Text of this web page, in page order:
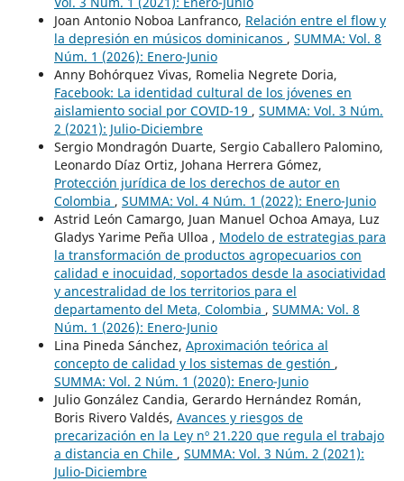
Joan Antonio Noboa Lanfranco, Relación entre el flow y
la depresión en músicos dominicanos , SUMMA: Vol. 8
Núm. 1 (2026): Enero-Junio
Anny Bohórquez Vivas, Romelia Negrete Doria,
Facebook: La identidad cultural de los jóvenes en
aislamiento social por COVID-19 , SUMMA: Vol. 3 Núm.
2 (2021): Julio-Diciembre
Sergio Mondragón Duarte, Sergio Caballero Palomino,
Leonardo Díaz Ortiz, Johana Herrera Gómez,
Protección jurídica de los derechos de autor en
Colombia , SUMMA: Vol. 4 Núm. 1 (2022): Enero-Junio
Astrid León Camargo, Juan Manuel Ochoa Amaya, Luz
Gladys Yarime Peña Ulloa , Modelo de estrategias para
la transformación de productos agropecuarios con
calidad e inocuidad, soportados desde la asociatividad
y ancestralidad de los territorios para el
departamento del Meta, Colombia , SUMMA: Vol. 8
Núm. 1 (2026): Enero-Junio
Lina Pineda Sánchez, Aproximación teórica al
concepto de calidad y los sistemas de gestión ,
SUMMA: Vol. 2 Núm. 1 (2020): Enero-Junio
Julio González Candia, Gerardo Hernández Román,
Boris Rivero Valdés, Avances y riesgos de
precarización en la Ley nº 21.220 que regula el trabajo
a distancia en Chile , SUMMA: Vol. 3 Núm. 2 (2021):
Julio-Diciembre